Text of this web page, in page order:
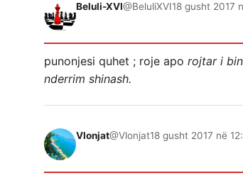
Beluli-XVI@BeluliXVI18 gusht 2017
punonjesi quhet ; roje apo rojtar i
nderrim shinash.
Vlonjat@Vlonjat18 gusht 2017 në